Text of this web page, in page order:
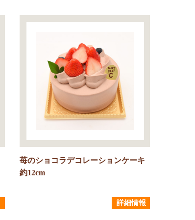
苺のショコラデコレーションケーキ
約12cm
詳細情報